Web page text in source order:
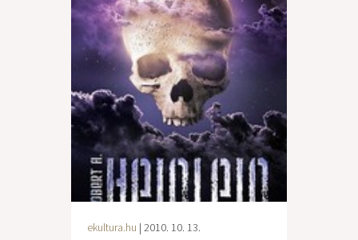
ekultura.hu | 2010. 10. 13.